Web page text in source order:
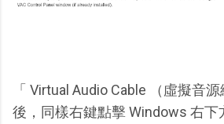
「 Virtual Audio Cable （虛擬音
後，同樣右鍵點擊 Windows 右下